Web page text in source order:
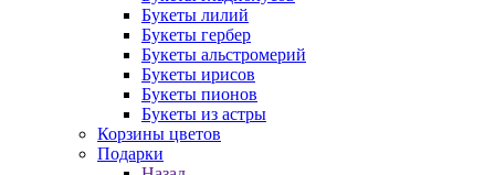
Букеты лилий
Букеты гербер
Букеты альстромерий
Букеты ирисов
Букеты пионов
Букеты из астры
Корзины цветов
Подарки